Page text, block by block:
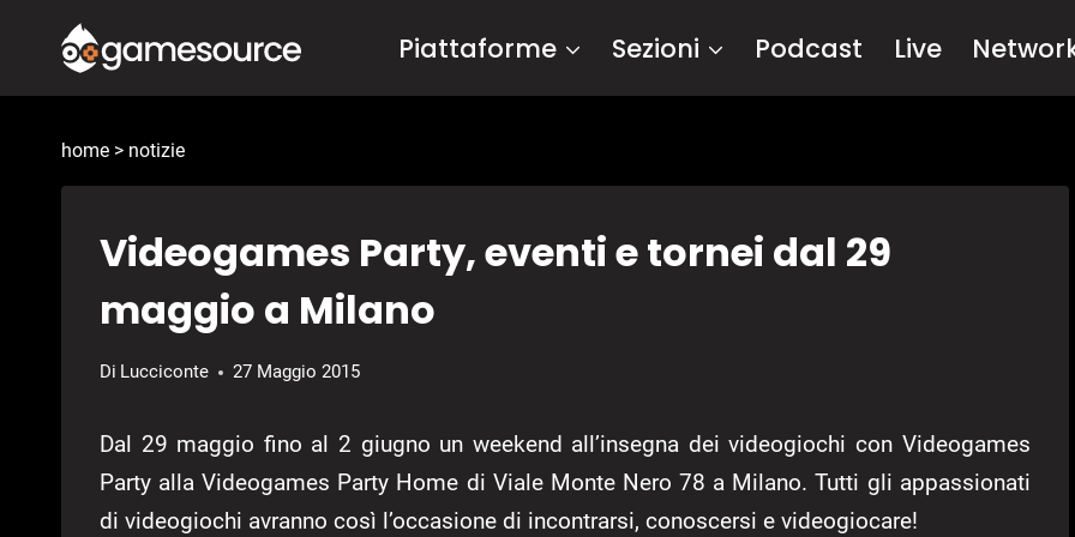
contenuto
Piattaforme Sezioni Podcast Live
home > notizie
Videogames Party, eventi e tornei dal 29
maggio a Milano
Di Lucciconte 27 Maggio 2015
Dal 29 maggio fino al 2 giugno un weekend all’insegna dei videogiochi con Videogames
Party alla Videogames Party Home di Viale Monte Nero 78 a Milano. Tutti gli appassionati
di videogiochi avranno così l’occasione di incontrarsi, conoscersi e videogiocare!